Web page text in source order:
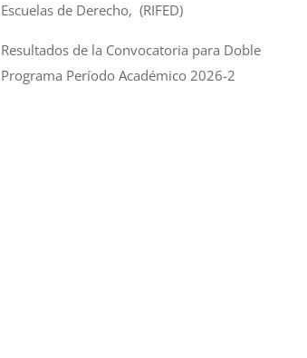
Escuelas de Derecho, (RIFED)
Resultados de la Convocatoria para Doble
Programa Período Académico 2026-2